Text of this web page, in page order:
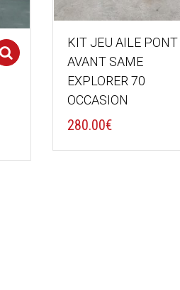
KIT JEU AILE PONT
AVANT SAME
EXPLORER 70
OCCASION
280.00€